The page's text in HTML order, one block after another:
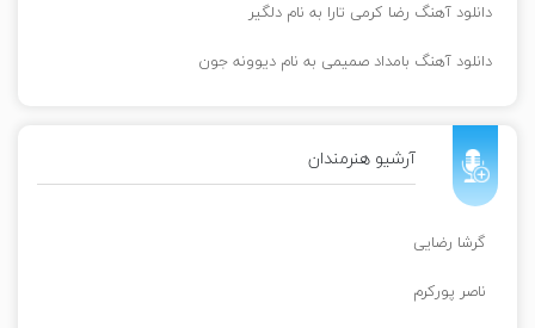
دانلود آهنگ رضا کرمی تارا به نام دلگیر
دانلود آهنگ بامداد صمیمی به نام دیوونه جون
آرشیو هنرمندان
گرشا رضایی
ناصر پورکرم